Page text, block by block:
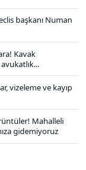
başkanı Numan
Kavak
vizeleme ve kayıp
Mahalleli
gidemiyoruz